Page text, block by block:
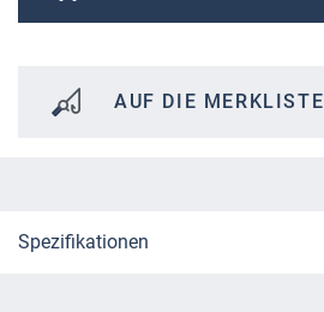
AUF DIE MERKLISTE
Spezifikationen